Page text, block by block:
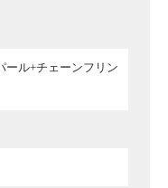
ール+チェーンフリン